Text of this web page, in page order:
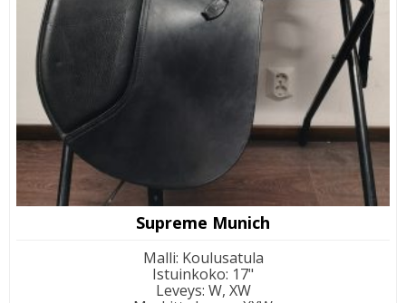
Supreme Munich
Malli: Koulusatula
Istuinkoko: 17"
Leveys: W, XW